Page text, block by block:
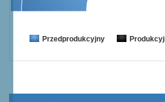
Przedprodukcyjny